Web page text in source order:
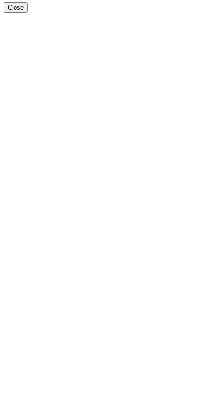
Close